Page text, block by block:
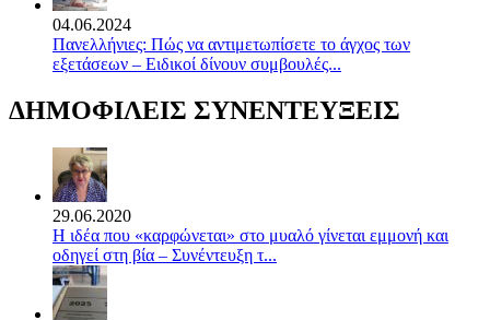
04.06.2024
Πανελλήνιες: Πώς να αντιμετωπίσετε το άγχος των
εξετάσεων – Ειδικοί δίνουν συμβουλές...
ΔΗΜΟΦΙΛΕΙΣ ΣΥΝΕΝΤΕΥΞΕΙΣ
29.06.2020
Η ιδέα που «καρφώνεται» στο μυαλό γίνεται εμμονή και
οδηγεί στη βία – Συνέντευξη τ...